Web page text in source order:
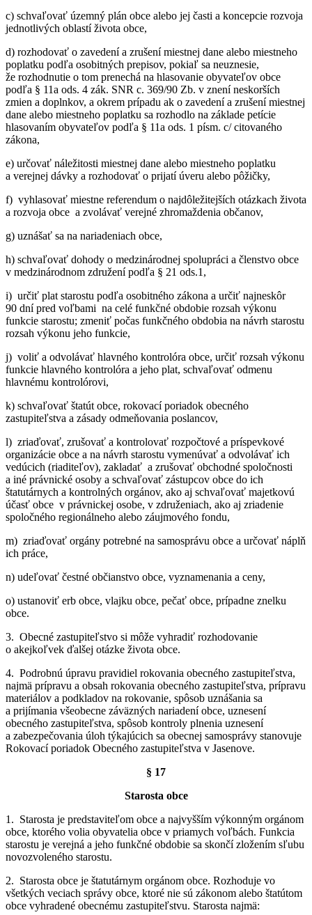
c) schvaľovať územný plán obce alebo jej časti a koncepcie rozvoja
jednotlivých oblastí života obce,
d) rozhodovať o zavedení a zrušení miestnej dane alebo miestneho
poplatku podľa osobitných prepisov, pokiaľ sa neuznesie,
že rozhodnutie o tom prenechá na hlasovanie obyvateľov obce
podľa § 11a ods. 4 zák. SNR c. 369/90 Zb. v znení neskorších
zmien a doplnkov, a okrem prípadu ak o zavedení a zrušení miestnej
dane alebo miestneho poplatku sa rozhodlo na základe petície
hlasovaním obyvateľov podľa § 11a ods. 1 písm. c/ citovaného
zákona,
e) určovať náležitosti miestnej dane alebo miestneho poplatku
a verejnej dávky a rozhodovať o prijatí úveru alebo pôžičky,
f) vyhlasovať miestne referendum o najdôležitejších otázkach života
a rozvoja obce a zvolávať verejné zhromaždenia občanov,
g) uznášať sa na nariadeniach obce,
h) schvaľovať dohody o medzinárodnej spolupráci a členstvo obce
v medzinárodnom združení podľa § 21 ods.1,
i) určiť plat starostu podľa osobitného zákona a určiť najneskôr
90 dní pred voľbami na celé funkčné obdobie rozsah výkonu
funkcie starostu; zmeniť počas funkčného obdobia na návrh starostu
rozsah výkonu jeho funkcie,
j) voliť a odvolávať hlavného kontrolóra obce, určiť rozsah výkonu
funkcie hlavného kontrolóra a jeho plat, schvaľovať odmenu
hlavnému kontrolórovi,
k) schvaľovať štatút obce, rokovací poriadok obecného
zastupiteľstva a zásady odmeňovania poslancov,
l) zriaďovať, zrušovať a kontrolovať rozpočtové a príspevkové
organizácie obce a na návrh starostu vymenúvať a odvolávať ich
vedúcich (riaditeľov), zakladať a zrušovať obchodné spoločnosti
a iné právnické osoby a schvaľovať zástupcov obce do ich
štatutárnych a kontrolných orgánov, ako aj schvaľovať majetkovú
účasť obce v právnickej osobe, v združeniach, ako aj zriadenie
spoločného regionálneho alebo záujmového fondu,
m) zriaďovať orgány potrebné na samosprávu obce a určovať náplň
ich práce,
n) udeľovať čestné občianstvo obce, vyznamenania a ceny,
o) ustanoviť erb obce, vlajku obce, pečať obce, prípadne znelku
obce.
3. Obecné zastupiteľstvo si môže vyhradiť rozhodovanie
o akejkoľvek ďalšej otázke života obce.
4. Podrobnú úpravu pravidiel rokovania obecného zastupiteľstva,
najmä prípravu a obsah rokovania obecného zastupiteľstva, prípravu
materiálov a podkladov na rokovanie, spôsob uznášania sa
a prijímania všeobecne záväzných nariadení obce, uznesení
obecného zastupiteľstva, spôsob kontroly plnenia uznesení
a zabezpečovania úloh týkajúcich sa obecnej samosprávy stanovuje
Rokovací poriadok Obecného zastupiteľstva v Jasenove.
§ 17
Starosta obce
1. Starosta je predstaviteľom obce a najvyšším výkonným orgánom
obce, ktorého volia obyvatelia obce v priamych voľbách. Funkcia
starostu je verejná a jeho funkčné obdobie sa skončí zložením sľubu
novozvoleného starostu.
2. Starosta obce je štatutárnym orgánom obce. Rozhoduje vo
všetkých veciach správy obce, ktoré nie sú zákonom alebo štatútom
obce vyhradené obecnému zastupiteľstvu. Starosta najmä: